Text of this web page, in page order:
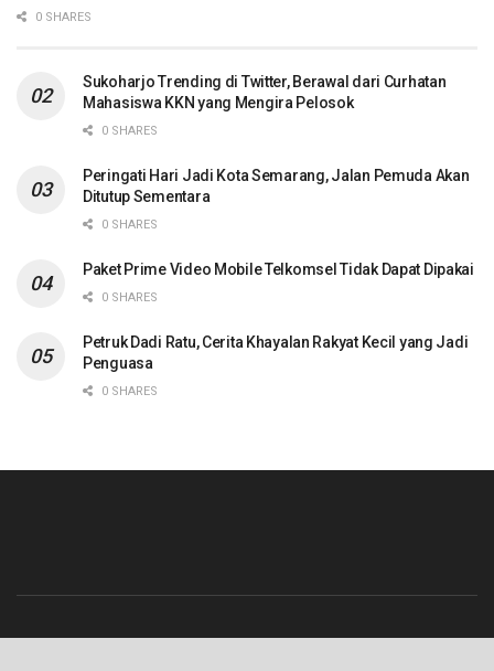
0 SHARES
Sukoharjo Trending di Twitter, Berawal dari Curhatan
Mahasiswa KKN yang Mengira Pelosok
0 SHARES
Peringati Hari Jadi Kota Semarang, Jalan Pemuda Akan
Ditutup Sementara
0 SHARES
Paket Prime Video Mobile Telkomsel Tidak Dapat Dipakai
0 SHARES
Petruk Dadi Ratu, Cerita Khayalan Rakyat Kecil yang Jadi
Penguasa
0 SHARES